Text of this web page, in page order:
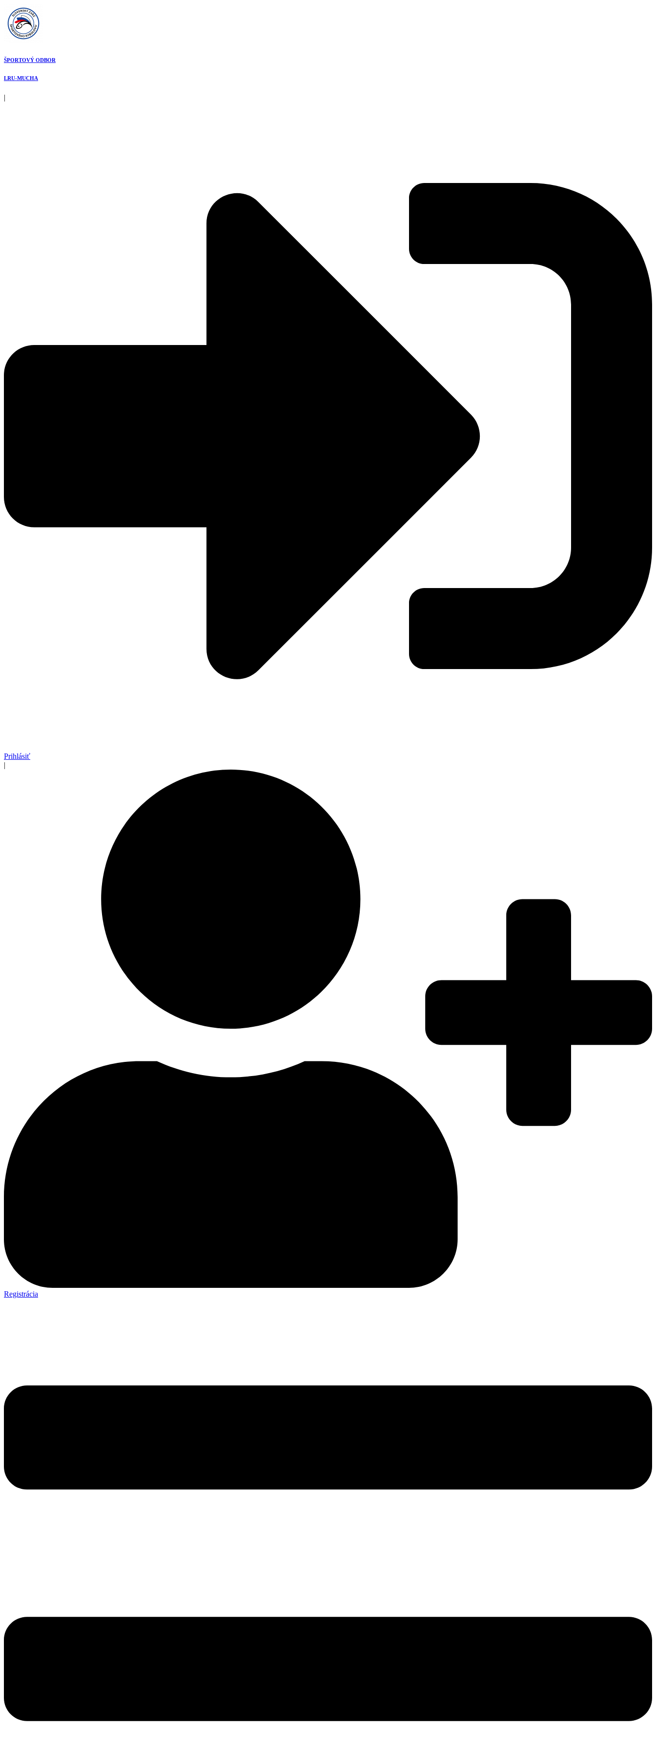
Preskočiť
na
obsah
ŠPORTOVÝ ODBOR
LRU-MUCHA
|
Prihlásiť
|
Registrácia